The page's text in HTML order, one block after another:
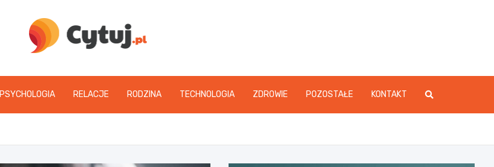
www.cytuj.pl
PSYCHOLOGIA RELACJE RODZINA TECHNOLOGIA ZDROWIE POZOSTAŁE KONTAKT